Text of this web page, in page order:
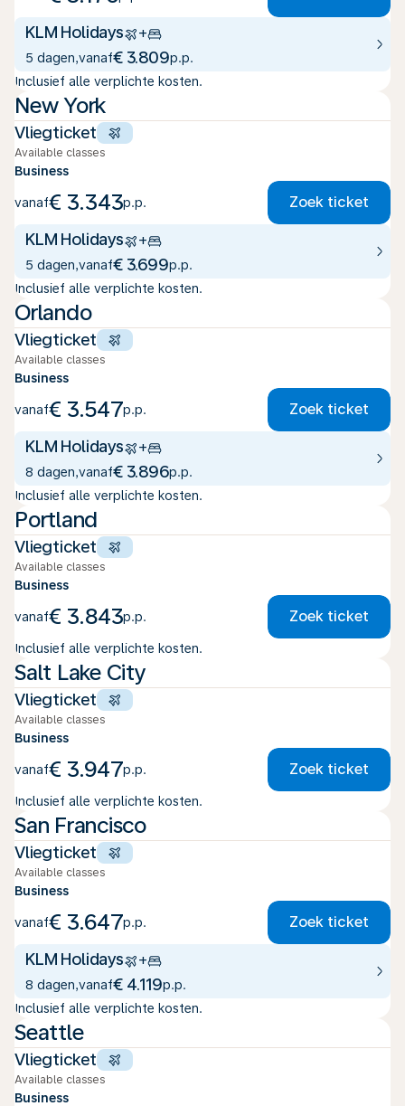
KLM Holidays +
5 dagen,vanaf€ 3.809p.p.
Inclusief alle verplichte kosten.
New York
Vliegticket
Available classes
Business
vanaf€ 3.343p.p. Zoek ticket
KLM Holidays +
5 dagen,vanaf€ 3.699p.p.
Inclusief alle verplichte kosten.
Orlando
Vliegticket
Available classes
Business
vanaf€ 3.547p.p. Zoek ticket
KLM Holidays +
8 dagen,vanaf€ 3.896p.p.
Inclusief alle verplichte kosten.
Portland
Vliegticket
Available classes
Business
vanaf€ 3.843p.p. Zoek ticket
Inclusief alle verplichte kosten.
Salt Lake City
Vliegticket
Available classes
Business
vanaf€ 3.947p.p. Zoek ticket
Inclusief alle verplichte kosten.
San Francisco
Vliegticket
Available classes
Business
vanaf€ 3.647p.p. Zoek ticket
KLM Holidays +
8 dagen,vanaf€ 4.119p.p.
Inclusief alle verplichte kosten.
Seattle
Vliegticket
Available classes
Business